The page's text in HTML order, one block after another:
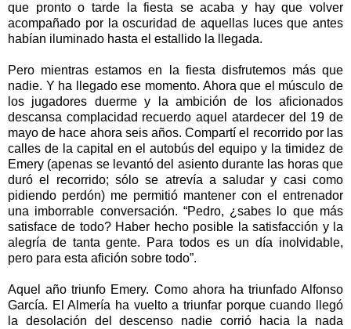
que pronto o tarde la fiesta se acaba y hay que volver
acompañado por la oscuridad de aquellas luces que antes
habían iluminado hasta el estallido la llegada.
Pero mientras estamos en la fiesta disfrutemos más que
nadie. Y ha llegado ese momento. Ahora que el músculo de
los jugadores duerme y la ambición de los aficionados
descansa complacidad recuerdo aquel atardecer del 19 de
mayo de hace ahora seis años. Compartí el recorrido por las
calles de la capital en el autobús del equipo y la timidez de
Emery (apenas se levantó del asiento durante las horas que
duró el recorrido; sólo se atrevía a saludar y casi como
pidiendo perdón) me permitió mantener con el entrenador
una imborrable conversación. “Pedro, ¿sabes lo que más
satisface de todo? Haber hecho posible la satisfacción y la
alegría de tanta gente. Para todos es un día inolvidable,
pero para esta afición sobre todo”.
Aquel año triunfo Emery. Como ahora ha triunfado Alfonso
García. El Almería ha vuelto a triunfar porque cuando llegó
la desolación del descenso nadie corrió hacia la nada